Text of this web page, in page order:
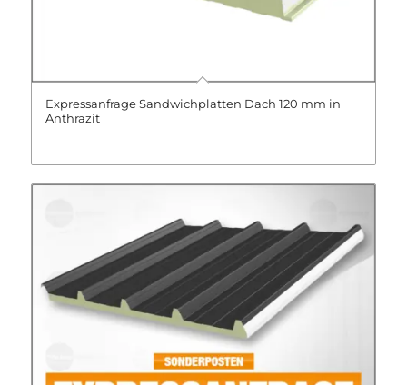
Expressanfrage Sandwichplatten Dach 120 mm in
Anthrazit